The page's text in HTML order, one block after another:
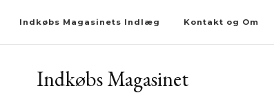
Indkøbs Magasinets Indlæg Kontakt og Om
Indkøbs Magasinet